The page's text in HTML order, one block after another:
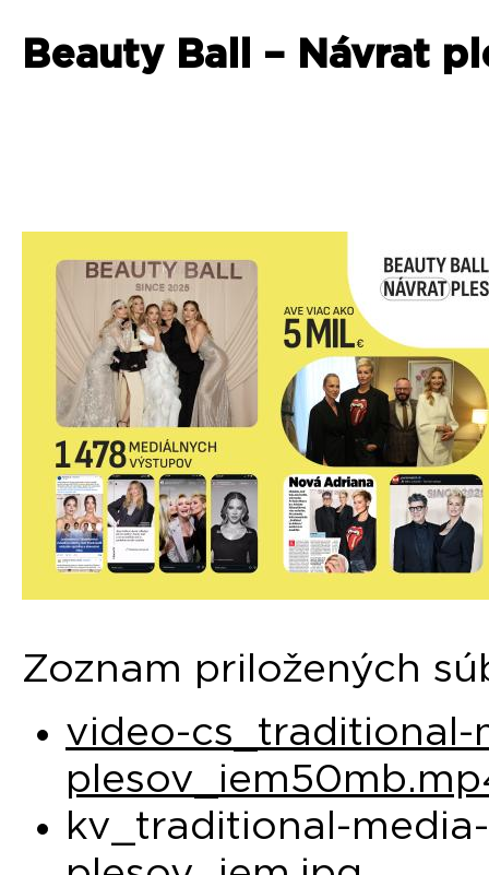
Beauty Ball – Návrat
Zoznam priložených
video-
kv_traditional-